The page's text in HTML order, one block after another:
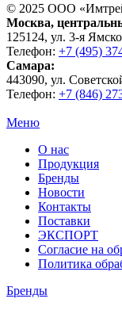
© 2025 ООО «
Москва,
125124, ул. 3-я
Телефон: +7 (495)
Самара:
443090, ул.
Телефон: +7 (846)
Меню
О нас
Продукция
Бренды
Новости
Контакты
Поставки
ЭКСПОРТ
Согласие на
Политика
Бренды